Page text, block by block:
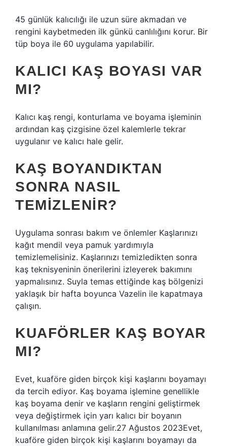
45 günlük kalıcılığı ile uzun süre akmadan ve
rengini kaybetmeden ilk günkü canlılığını korur. Bir
tüp boya ile 60 uygulama yapılabilir.
KALICI KAŞ BOYASI VAR
MI?
Kalıcı kaş rengi, konturlama ve boyama işleminin
ardından kaş çizgisine özel kalemlerle tekrar
uygulanır ve kalıcı hale gelir.
KAŞ BOYANDIKTAN
SONRA NASIL
TEMIZLENIR?
Uygulama sonrası bakım ve önlemler Kaşlarınızı
kağıt mendil veya pamuk yardımıyla
temizlemelisiniz. Kaşlarınızı temizledikten sonra
kaş teknisyeninin önerilerini izleyerek bakımını
yapmalısınız. Suyla temas ettiğinde kaş bölgenizi
yaklaşık bir hafta boyunca Vazelin ile kapatmaya
çalışın.
KUAFÖRLER KAŞ BOYAR
MI?
Evet, kuaföre giden birçok kişi kaşlarını boyamayı
da tercih ediyor. Kaş boyama işlemine genellikle
kaş boyama denir ve kaşların rengini geliştirmek
veya değiştirmek için yarı kalıcı bir boyanın
kullanılması anlamına gelir.27 Ağustos 2023Evet,
kuaföre giden birçok kişi kaşlarını boyamayı da